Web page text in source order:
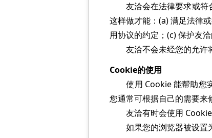
友洽会在法律要求或符合
这样做才能：(a) 满足法律
用协议的约定；(c) 保护友
友洽不会未经您的允许将
Cookie的使用
使用 Cookie 能帮助您实
您通常可根据自己的需要来
友洽有时会使用 Cookie
如果您的浏览器被设置